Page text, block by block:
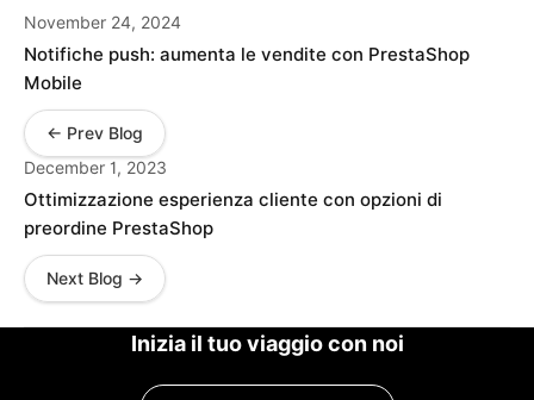
November 24, 2024
Notifiche push: aumenta le vendite con PrestaShop
Mobile
← Prev Blog
December 1, 2023
Ottimizzazione esperienza cliente con opzioni di
preordine PrestaShop
Next Blog →
Inizia il tuo viaggio con noi